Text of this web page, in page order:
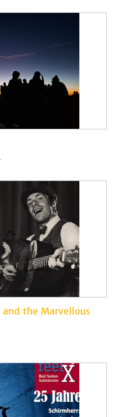
and the Marvellous